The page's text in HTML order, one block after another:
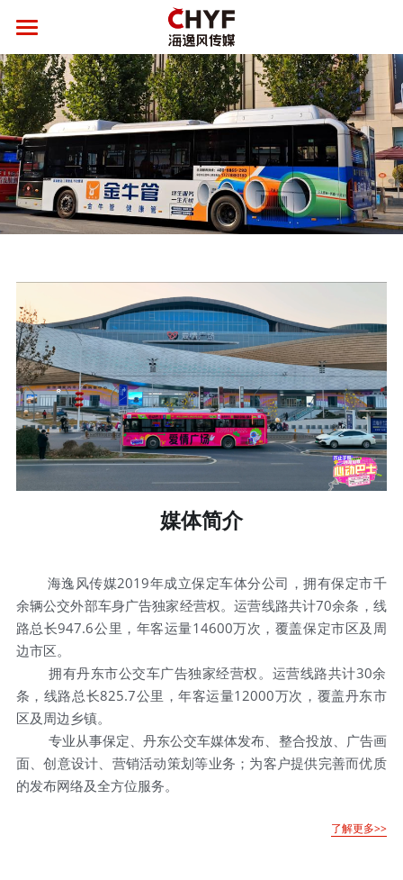
首页
关于海逸风
新闻中心
产品与服务
全方位品牌服务
公交车体
框架电梯海报
全社通
其他媒体
媒体资源整合
品牌服务案例
候车亭案例
公交车体案例
社会责任
联系我们
联系我们
招聘信息
媒体简介
海逸风传媒2019年成立保定车体分公司，拥有保定市千
余辆公交外部车身广告独家经营权。运营线路共计70余条，线
路总长947.6公里，年客运量14600万次，覆盖保定市区及周
边市区。
        拥有丹东市公交车广告独家经营权。运营线路共计30余
条，线路总长825.7公里，年客运量12000万次，覆盖丹东市
区及周边乡镇。
         专业从事保定、丹东公交车媒体发布、整合投放、广告画
面、创意设计、营销活动策划等业务；为客户提供完善而优质
的发布网络及全方位服务。
了解更多>>